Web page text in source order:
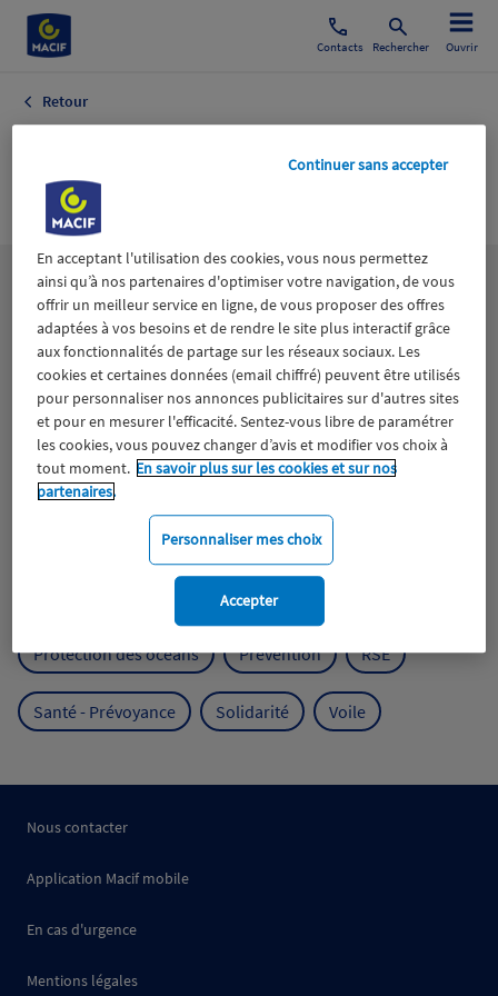
Contacts Rechercher Ouvrir
Retour
Automobile
Lesthématiques
Aidants Catastrophes naturelles Climat
Engagement Epargne ESS
Expérience clients Fondation Macif Jeunesse
Mutualisme
Protection de l'environnement
Protection des océans Prévention RSE
Santé - Prévoyance Solidarité Voile
Nous contacter
Application Macif mobile
En cas d'urgence
Mentions légales
En acceptant l'utilisation des cookies, vous nous permettez
ainsi qu’à nos partenaires d'optimiser votre navigation, de vous
offrir un meilleur service en ligne, de vous proposer des offres
adaptées à vos besoins et de rendre le site plus interactif grâce
aux fonctionnalités de partage sur les réseaux sociaux. Les
cookies et certaines données (email chiffré) peuvent être utilisés
pour personnaliser nos annonces publicitaires sur d'autres sites
et pour en mesurer l'efficacité. Sentez-vous libre de paramétrer
les cookies, vous pouvez changer d’avis et modifier vos choix à
tout moment. En savoir plus sur les cookies et sur nos
partenaires.
Personnaliser mes choix
Continuer sans accepter
Accepter